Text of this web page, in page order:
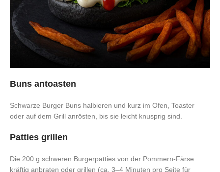
Buns antoasten
Schwarze Burger Buns halbieren und kurz im Ofen, Toaster
oder auf dem Grill anrösten, bis sie leicht knusprig sind.
Patties grillen
Die 200 g schweren Burgerpatties von der Pommern-Färse
kräftig anbraten oder grillen (ca. 3–4 Minuten pro Seite für